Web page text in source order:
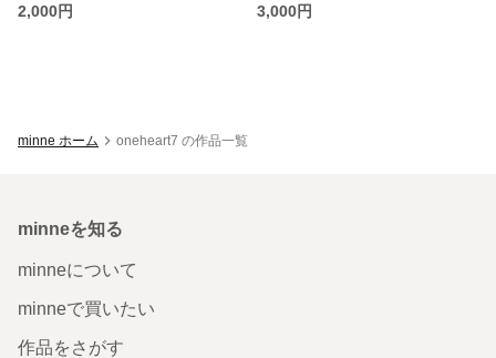
2,000円
3,000円
minne ホーム oneheart7 の作品一覧
minneを知る
minneについて
minneで買いたい
作品をさがす